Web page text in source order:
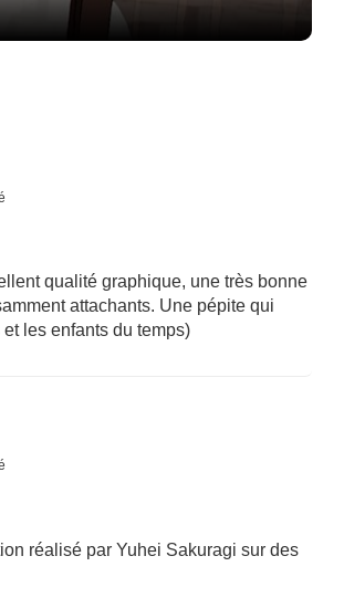
qualité graphique, une très bonne
attachants. Une pépite qui
les enfants du temps)
réalisé par Yuhei Sakuragi sur des